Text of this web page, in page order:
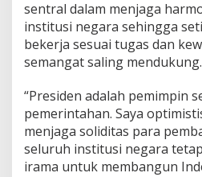
sentral dalam menjaga
institusi negara sehingga
bekerja sesuai tugas dan
semangat saling mendukung.
“Presiden adalah pemimpin
pemerintahan. Saya
menjaga soliditas para
seluruh institusi negara
irama untuk membangun